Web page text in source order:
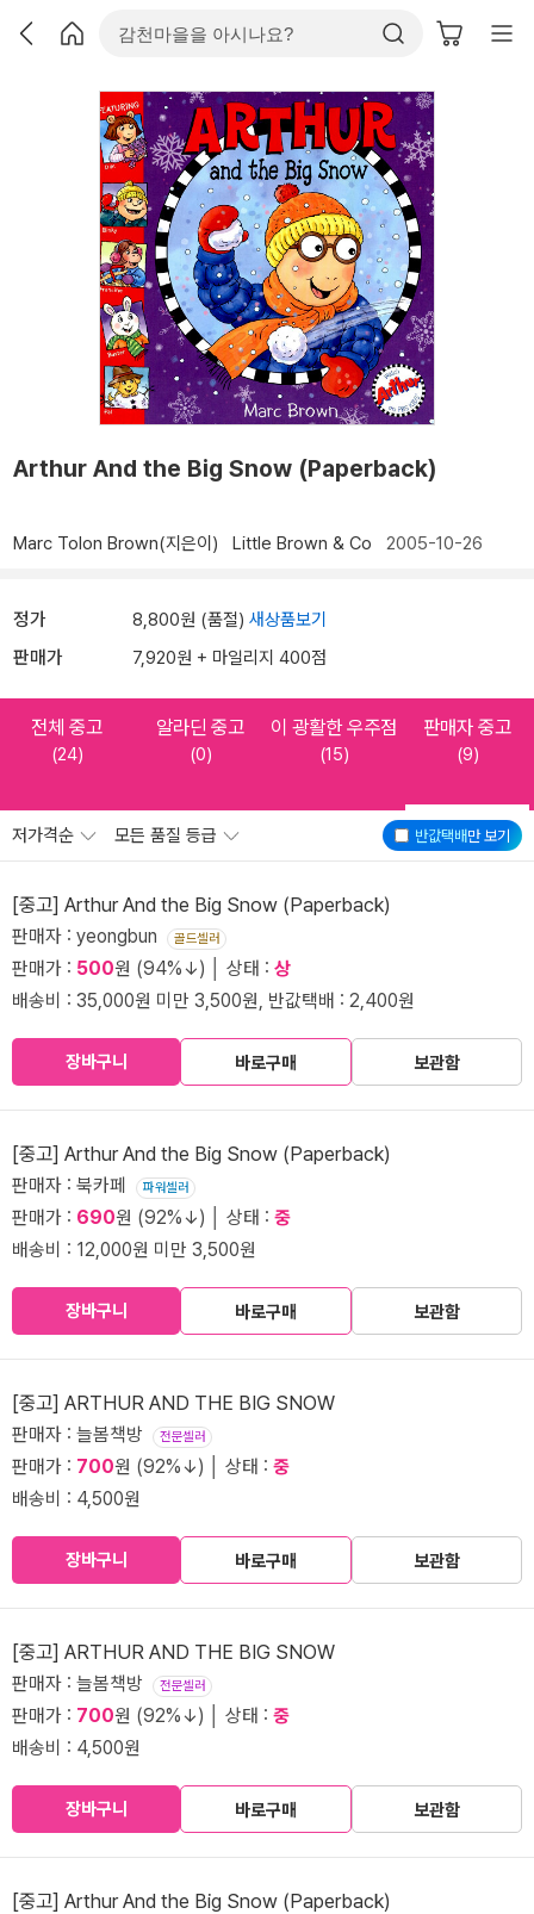
Arthur And the Big Snow (Paperback)
Marc Tolon Brown(지은이) Little Brown & Co 2005-10-26
정가 8,800원 (품절) 새상품보기
판매가 7,920원 + 마일리지 400점
전체 중고
(24)
알라딘 중고
(0)
이 광활한 우주점
(15)
판매자 중고
(9)
반값택배만 보기
저가격순 모든 품질 등급
[중고] Arthur And the Big Snow (Paperback)
판매자 : yeongbun 골드셀러
판매가 : 500원 (94%↓) │ 상태 : 상
배송비 : 35,000원 미만 3,500원, 반값택배 : 2,400원
장바구니 바로구매 보관함
[중고] Arthur And the Big Snow (Paperback)
판매자 : 북카페 파워셀러
판매가 : 690원 (92%↓) │ 상태 : 중
배송비 : 12,000원 미만 3,500원
장바구니 바로구매 보관함
[중고] ARTHUR AND THE BIG SNOW
판매자 : 늘봄책방 전문셀러
판매가 : 700원 (92%↓) │ 상태 : 중
배송비 : 4,500원
장바구니 바로구매 보관함
[중고] ARTHUR AND THE BIG SNOW
판매자 : 늘봄책방 전문셀러
판매가 : 700원 (92%↓) │ 상태 : 중
배송비 : 4,500원
장바구니 바로구매 보관함
[중고] Arthur And the Big Snow (Paperback)